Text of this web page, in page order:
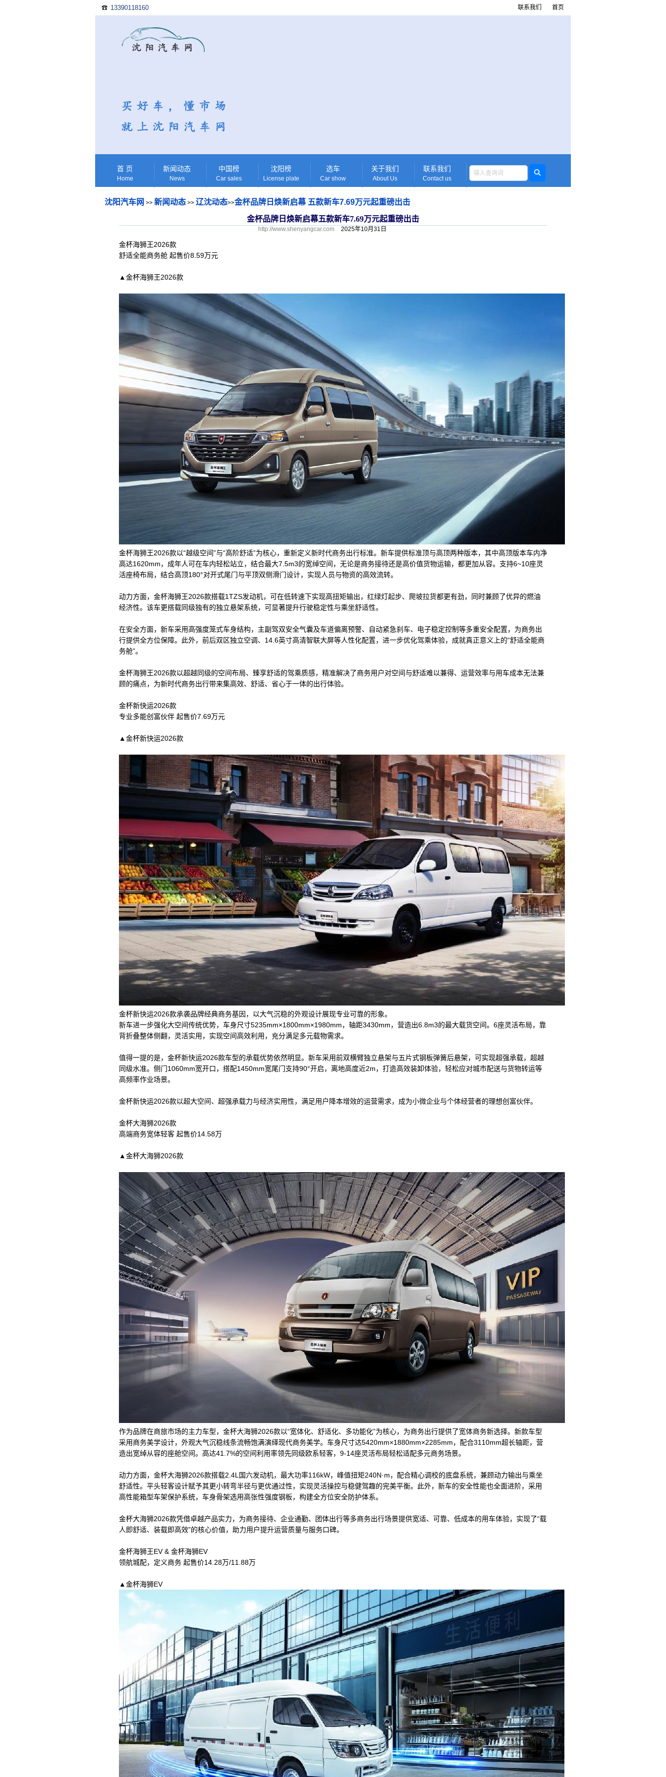
☎ 13390118160 首页
联系我们
首 页
Home
新闻动态
News
中国榜
Car sales
沈阳榜
License plate
选车
Car show
关于我们
About Us
联系我们
Contact us
沈阳汽车网 >>新闻动态 >>辽沈动态>>金杯品牌日焕新启幕 五款新车7.69万元起重磅出击
金杯品牌日焕新启幕五款新车7.69万元起重磅出击
http://www.shenyangcar.com 2025年10月31日
金杯海狮王2026款
舒适全能商务舱 起售价8.59万元
▲金杯海狮王2026款
金杯海狮王2026款以“越级空间”与“高阶舒适”为核心，重新定义新时代商务出行标准。新车提供标准顶与高顶两种版本，其中高顶版本车内净
高达1620mm，成年人可在车内轻松站立，结合最大7.5m3的宽绰空间，无论是商务接待还是高价值货物运输，都更加从容。支持6~10座灵
活座椅布局，结合高顶180°对开式尾门与平顶双侧滑门设计，实现人员与物资的高效流转。
动力方面，金杯海狮王2026款搭载1TZS发动机，可在低转速下实现高扭矩输出，红绿灯起步、爬坡拉货都更有劲，同时兼顾了优异的燃油
经济性。该车更搭载同级独有的独立悬架系统，可显著提升行驶稳定性与乘坐舒适性。
在安全方面，新车采用高强度笼式车身结构，主副驾双安全气囊及车道偏离预警、自动紧急刹车、电子稳定控制等多重安全配置，为商务出
行提供全方位保障。此外，前后双区独立空调、14.6英寸高清智联大屏等人性化配置，进一步优化驾乘体验，成就真正意义上的“舒适全能商
务舱”。
金杯海狮王2026款以超越同级的空间布局、臻享舒适的驾乘质感，精准解决了商务用户对空间与舒适难以兼得、运营效率与用车成本无法兼
顾的痛点，为新时代商务出行带来集高效、舒适、省心于一体的出行体验。
金杯新快运2026款
专业多能创富伙伴 起售价7.69万元
▲金杯新快运2026款
金杯新快运2026款承袭品牌经典商务基因，以大气沉稳的外观设计展现专业可靠的形象。
新车进一步强化大空间传统优势，车身尺寸5235mm×1800mm×1980mm，轴距3430mm，营造出6.8m3的最大载货空间。6座灵活布局，靠
背折叠整体侧翻，灵活实用，实现空间高效利用，充分满足多元载物需求。
值得一提的是，金杯新快运2026款车型的承载优势依然明显。新车采用前双横臂独立悬架与五片式钢板弹簧后悬架，可实现超强承载，超越
同级水准。侧门1060mm宽开口，搭配1450mm宽尾门支持90°开启，离地高度近2m，打造高效装卸体验，轻松应对城市配送与货物转运等
高频率作业场景。
金杯新快运2026款以超大空间、超强承载力与经济实用性，满足用户降本增效的运营需求，成为小微企业与个体经营者的理想创富伙伴。
金杯大海狮2026款
高端商务宽体轻客 起售价14.58万
▲金杯大海狮2026款
作为品牌在商旅市场的主力车型，金杯大海狮2026款以“宽体化、舒适化、多功能化”为核心，为商务出行提供了宽体商务新选择。新款车型
采用商务美学设计，外观大气沉稳线条流畅饱满演绎现代商务美学。车身尺寸达5420mm×1880mm×2285mm，配合3110mm超长轴距，营
造出宽绰从容的座舱空间。高达41.7%的空间利用率领先同级欧系轻客，9-14座灵活布局轻松适配多元商务场景。
动力方面，金杯大海狮2026款搭载2.4L国六发动机，最大功率116kW，峰值扭矩240N·m，配合精心调校的底盘系统，兼顾动力输出与乘坐
舒适性。平头轻客设计赋予其更小转弯半径与更优通过性，实现灵活操控与稳健驾趣的完美平衡。此外，新车的安全性能也全面进阶，采用
高性能箱型车架保护系统，车身骨架选用高张性强度钢板，构建全方位安全防护体系。
金杯大海狮2026款凭借卓越产品实力，为商务接待、企业通勤、团体出行等多商务出行场景提供宽适、可靠、低成本的用车体验，实现了“载
人即舒适、装载即高效”的核心价值，助力用户提升运营质量与服务口碑。
金杯海狮王EV & 金杯海狮EV
领航城配，定义商务 起售价14.28万/11.88万
▲金杯海狮EV